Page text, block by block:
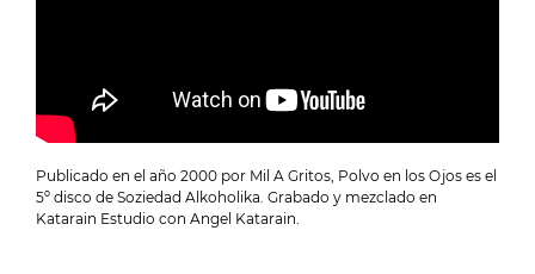
Publicado en el año 2000 por Mil A Gritos, Polvo en los Ojos es el
5º disco de Soziedad Alkoholika. Grabado y mezclado en
Katarain Estudio con Angel Katarain.